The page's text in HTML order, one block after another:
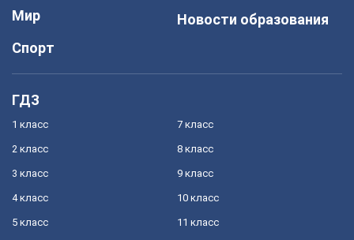
Мир
Спорт
Новости образования
ГДЗ
1 класс
2 класс
3 класс
4 класс
5 класс
7 класс
8 класс
9 класс
10 класс
11 класс